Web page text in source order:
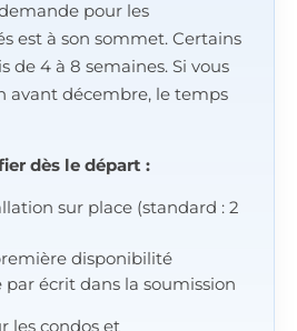
pour les
est à son sommet. Certains
de 4 à 8 semaines. Si vous
avant décembre, le temps
dès le départ :
sur place (standard : 2
disponibilité
écrit dans la soumission
les condos et